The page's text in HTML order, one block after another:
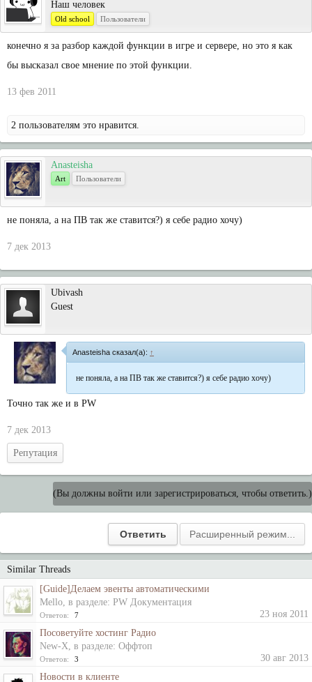
Наш человек
Old school Пользователи
конечно я за разбор каждой функции в игре и сервере, но это я как
бы высказал свое мнение по этой функции.
13 фев 2011
2 пользователям это нравится.
Anasteisha
Art Пользователи
не поняла, а на ПВ так же ставится?) я себе радио хочу)
7 дек 2013
Ubivash
Guest
Anasteisha сказал(а): ↑
не поняла, а на ПВ так же ставится?) я себе радио хочу)
Точно так же и в PW
7 дек 2013
Репутация
(Вы должны войти или зарегистрироваться, чтобы ответить.)
Similar Threads
[Guide]Делаем эвенты автоматическими
Mello, в разделе: PW Документация
Ответов: 7
23 ноя 2011
Посоветуйте хостинг Радио
New-X, в разделе: Оффтоп
Ответов: 3
30 авг 2013
Новости в клиенте